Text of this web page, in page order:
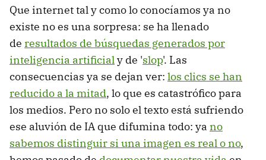
Que internet tal y como lo conocíamos ya no
existe no es una sorpresa: se ha llenado
de resultados de búsquedas generados por
inteligencia artificialy de 'slop'. Las
consecuencias ya se dejan ver: los clics se han
reducido a la mitad, lo que es catastrófico para
los medios. Pero no solo el texto está sufriendo
ese aluvión de IA que difumina todo: ya no
sabemos distinguir si una imagen es real o no,